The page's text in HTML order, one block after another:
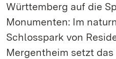
Württemberg auf die
Monumenten: Im
Schlosspark von
Mergentheim setzt